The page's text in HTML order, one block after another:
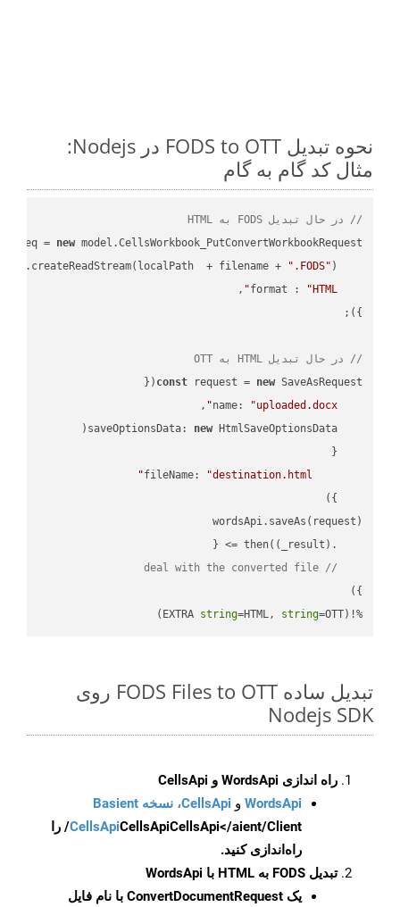
نحوه تبدیل FODS to OTT در Nodejs:
مثال کد گام به گام
// در حال تبدیل FODS به HTML
req = new
+ filename +
".FODS"
format : "HTML"
// در حال تبدیل HTML به OTT
const request = new
name: "uploaded.docx"
saveOptionsData: new
fileName:
"destination.html"
    .then(
( _result ) =>
// deal with the converted file
%!(EXTRA
string=HTML, string=OTT)
تبدیل ساده FODS Files to OTT روی
Nodejs SDK
راه اندازی WordsApi و CellsApi
WordsApi و CellsApi، نسخه Basient
CellsApiCellsApi
CellsApi</aient/Client/ را
راه‌اندازی کنید.
تبدیل FODS به HTML با WordsApi
یک ConvertDocumentRequest با نام فایل